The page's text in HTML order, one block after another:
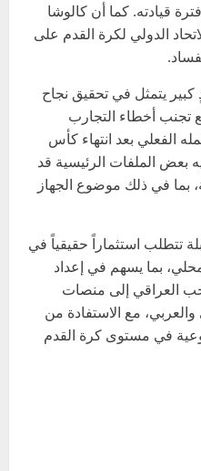
قيادته. كما أن كالوشا
الدولي لكرة القدم على
يتمثل في تحقيق نجاح
تجنب أخطاء التجارب
الفعلي بعد انتهاء كأس
فيه بعض الملفات الرئيسية قد
بما في ذلك موضوع الجهاز
تتطلب استثماراً حقيقياً في
بما يسهم في إعداد
العراقي إلى منصات
مع الاستفادة من
في مستوى كرة القدم